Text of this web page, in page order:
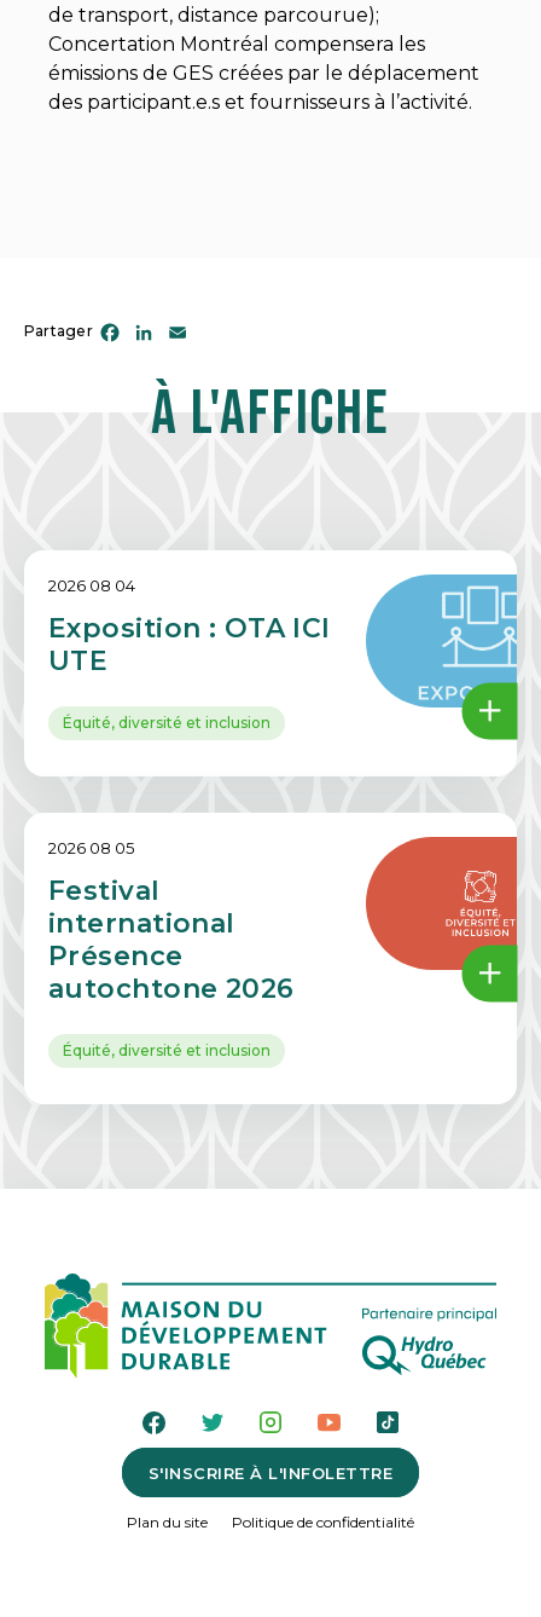
de transport, distance parcourue);
Concertation Montréal compensera les
émissions de GES créées par le déplacement
des participant.e.s et fournisseurs à l’activité.
Partager Facebook
LinkedIn
À l'affiche
2026 08 04
Exposition : OTA ICI
UTE
Équité, diversité et inclusion
2026 08 05
Festival
international
Présence
autochtone 2026
Équité, diversité et inclusion
S'INSCRIRE À L'INFOLETTRE
Plan du site Politique de confidentialité